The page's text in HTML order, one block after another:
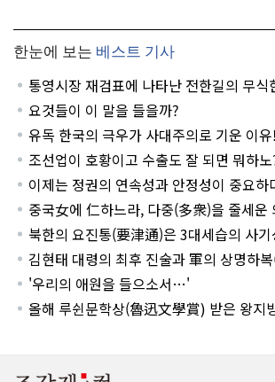
한눈에 보는 베스트 기사
통영시장 재검표에 나타난 전한길의 무식
요것들이 이 말을 들을까?
유독 한국의 극우가 사대주의로 기운 이유!
조선업이 호황이고 수출도 잘 되면 뭐하노
이제는 정권의 연속성과 안정성이 중요하
중국女에 仁하느라, 다중(多衆)을 줄세운
북한의 요진통(要津通)은 3대세습의 사기
김현태 대령의 최후 진술과 軍의 상명하
'우리의 애원을 들으소서…'
올해 루쉰문학상(魯迅文學賞) 받은 왕지